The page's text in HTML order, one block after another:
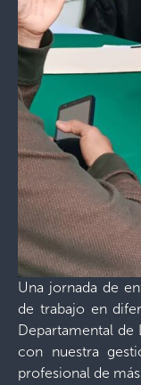
Una jornada de
de trabajo en
Departamental de
con nuestra
profesional de